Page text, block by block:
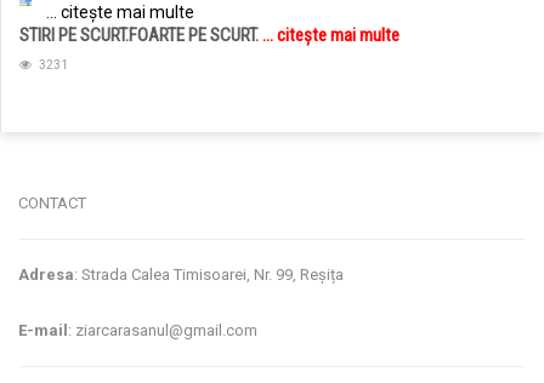
... citește mai multe
STIRI PE SCURT.FOARTE PE SCURT.... citește mai multe
3231
CONTACT
Adresa: Strada Calea Timisoarei, Nr. 99, Reșița
E-mail : ziarcarasanul@gmail.com